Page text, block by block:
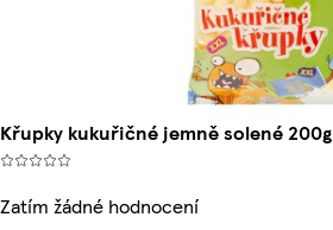
Křupky kukuřičné jemně solené 200g
Zatím žádné hodnocení